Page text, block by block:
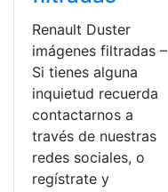
Renault Duster
imágenes filtradas –
Si tienes alguna
inquietud recuerda
contactarnos a
través de nuestras
redes sociales, o
regístrate y